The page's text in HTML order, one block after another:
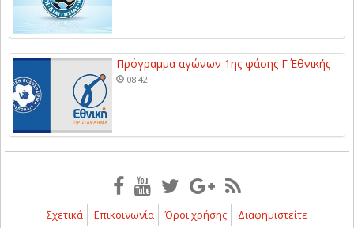
Πρόγραμμα αγώνων 1ης φάσης Γ΄ Εθνικής
08:42
Σχετικά Επικοινωνία Όροι χρήσης Διαφημιστείτε